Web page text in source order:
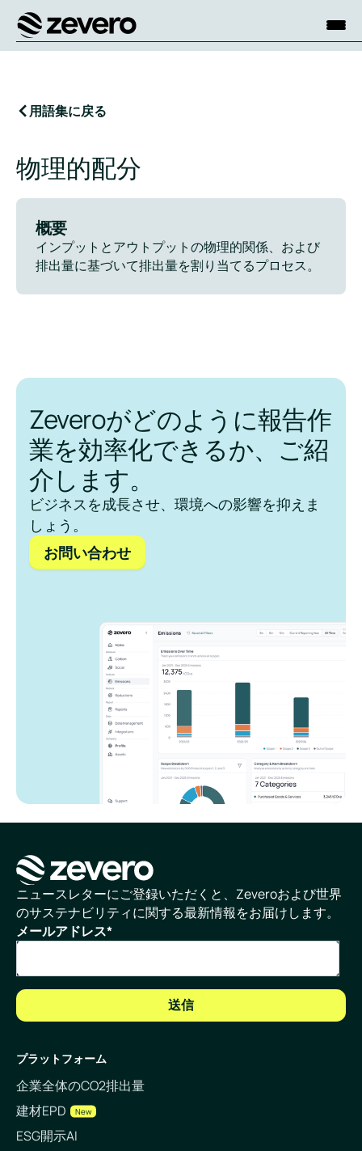
ホーム
用語集に戻る
物理的配分
概要
インプットとアウトプットの物理的関係、および
排出量に基づいて排出量を割り当てるプロセス。
Zeveroがどのように報告作
業を効率化できるか、ご紹
介します。
ビジネスを成長させ、環境への影響を抑えま
しょう。
お問い合わせ
ホームページ
ニュースレターにご登録いただくと、Zeveroおよび世界
のサステナビリティに関する最新情報をお届けします。
メールアドレス*
プラットフォーム
企業全体のCO2排出量
建材EPD
New
ESG開示AI